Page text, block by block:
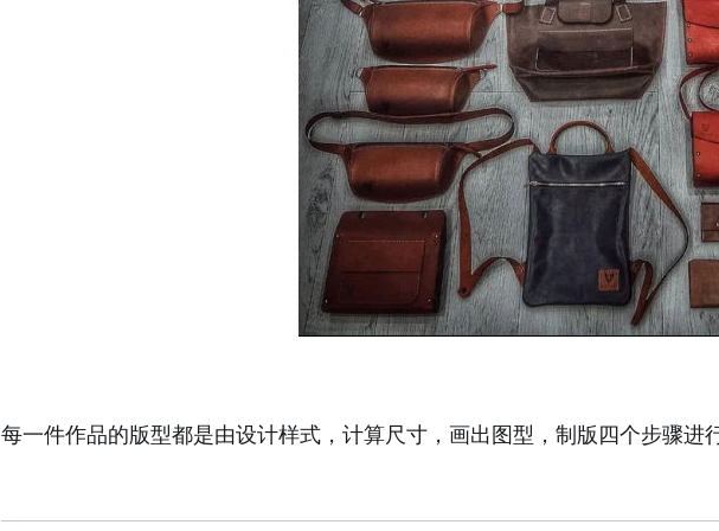
每一件作品的版型都是由设计样式，计算尺寸，画出图型，制版四个步骤进